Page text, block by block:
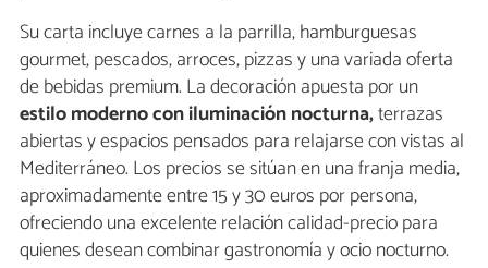
Su carta incluye carnes a la parrilla, hamburguesas
gourmet, pescados, arroces, pizzas y una variada oferta
de bebidas premium. La decoración apuesta por un
estilo moderno con iluminación nocturna,terrazas
abiertas y espacios pensados para relajarse con vistas al
Mediterráneo. Los precios se sitúan en una franja media,
aproximadamente entre 15 y 30 euros por persona,
ofreciendo una excelente relación calidad-precio para
quienes desean combinar gastronomía y ocio nocturno.